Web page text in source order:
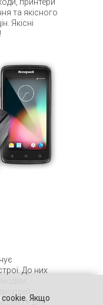
принтери
та якісного
Якісні
До них
для
cookie. Якщо